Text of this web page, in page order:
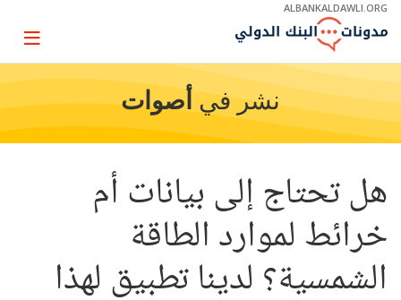
Skip
Main
ALBANKALDAWLI.ORG
Page
نشر في أصوات
هل تحتاج إلى بيانات أم
خرائط لموارد الطاقة
الشمسية؟ لدينا تطبيق لهذا